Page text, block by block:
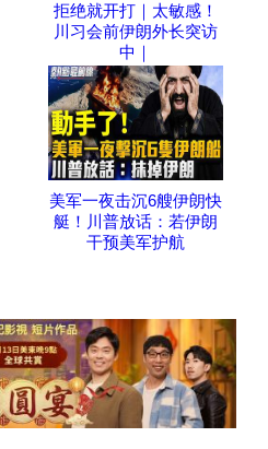
拒绝就开打｜太敏感！
川习会前伊朗外长突访
中｜
美军一夜击沉6艘伊朗快
艇！川普放话：若伊朗
干预美军护航